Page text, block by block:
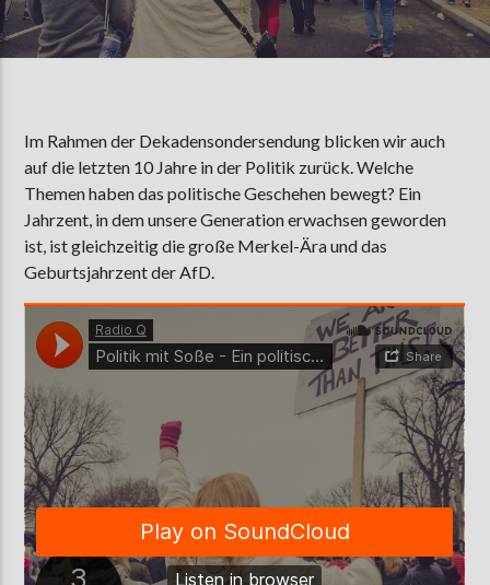
BACK TOGETHER
METRONOMY
AKTUELLE SENDUNG
MOEBIUS
00:00 09:00
Im Rahmen der Dekadensondersendung blicken wir auch
auf die letzten 10 Jahre in der Politik zurück. Welche
Themen haben das politische Geschehen bewegt? Ein
Jahrzent, in dem unsere Generation erwachsen geworden
ist, ist gleichzeitig die große Merkel-Ära und das
Geburtsjahrzent der AfD.